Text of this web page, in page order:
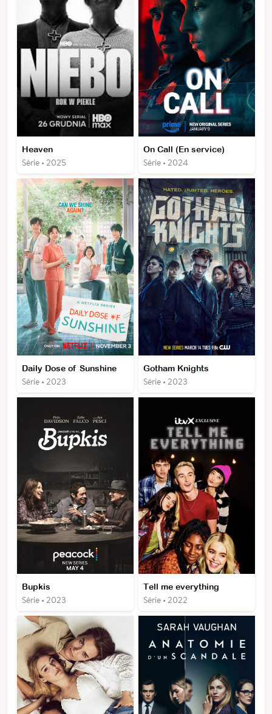
Heaven
Série • 2025
On Call (En service)
Série • 2024
Daily Dose of Sunshine
Série • 2023
Gotham Knights
Série • 2023
Bupkis
Série • 2023
Tell me everything
Série • 2022